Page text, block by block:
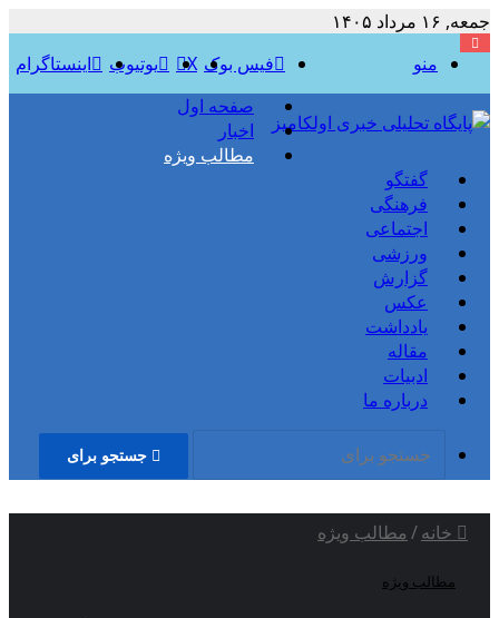
جمعه, ۱۶ مرداد ۱۴۰۵
فرماندار گنبدکاووس: شهید خط کشی مذهبی ندارد
فیس بوک X یوتیوب اینستاگرام
منو
صفحه اول
اخبار
مطالب ویژه
گفتگو
فرهنگی
اجتماعی
ورزشی
گزارش
عکس
یادداشت
مقاله
ادبیات
درباره ما
جستجو برای
خانه / مطالب ویژه
مطالب ویژه